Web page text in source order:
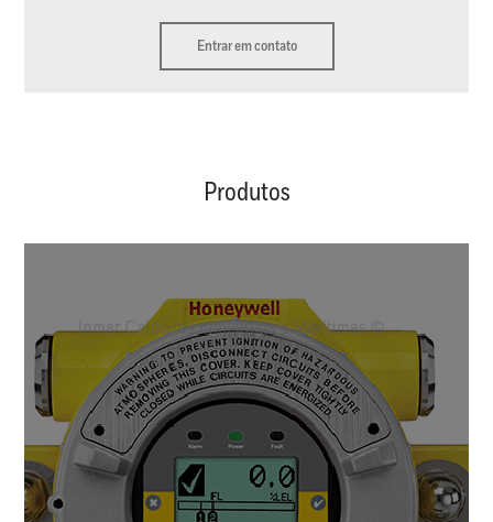
Entrar em contato
Produtos